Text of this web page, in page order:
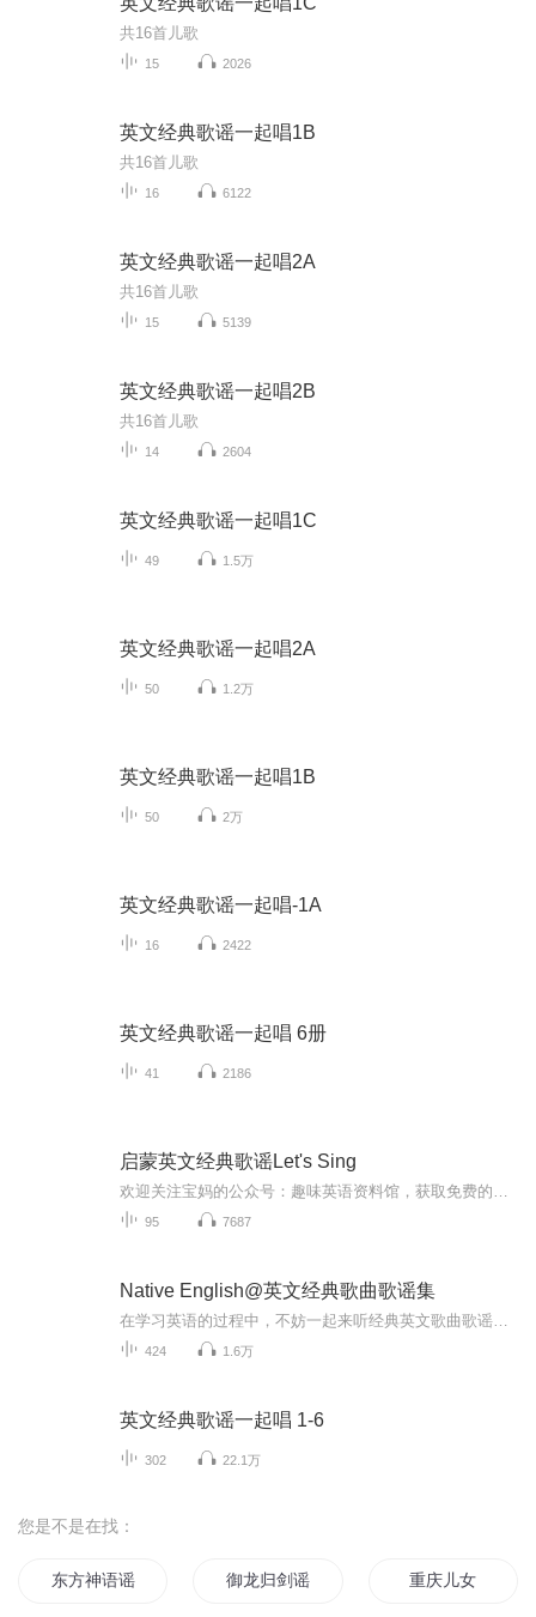
共16首儿歌
15 2026
英文经典歌谣一起唱1B
共16首儿歌
16 6122
英文经典歌谣一起唱2A
共16首儿歌
15 5139
英文经典歌谣一起唱2B
共16首儿歌
14 2604
英文经典歌谣一起唱1C
49 1.5万
英文经典歌谣一起唱2A
50 1.2万
英文经典歌谣一起唱1B
50 2万
英文经典歌谣一起唱-1A
16 2422
英文经典歌谣一起唱 6册
41 2186
启蒙英文经典歌谣Let's Sing
95 7687
Native English@英文经典歌曲歌谣集
424 1.6万
英文经典歌谣一起唱 1-6
302 22.1万
您是不是在找：
东方神语谣 御龙归剑谣 重庆儿女